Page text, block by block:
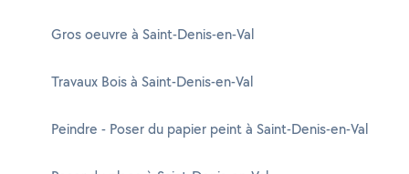
Gros oeuvre à Saint-Denis-en-Val
Travaux Bois à Saint-Denis-en-Val
Peindre - Poser du papier peint à Saint-Denis-en-Val